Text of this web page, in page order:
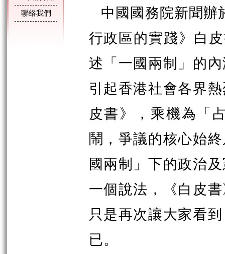
聯絡我們
中國國務院新聞辦
行政區的實踐》白
述「一國兩制」的
引起香港社會各界
皮書》
，乘機為「
鬧，爭議的核心始
國兩制」下的政治
一個說法，《白皮
只是再次讓大家看
已。